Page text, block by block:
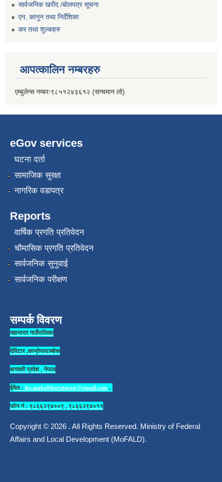
सार्वजनिक खरीद /बोलपत्र सूचना
एन, कानुन तथा निर्देशिका
कर तथा शुल्कहरु
आपत्कालिन नम्बरहरु
एम्बुलेन्स नम्बरः९८५१२४३६१२ (सन्चमान लो)
eGov services
घटना दर्ता
सामाजिक सुरक्षा
नागरिक वडापत्र
Reports
वार्षिक प्रगति प्रतिवेदन
चौमासिक प्रगति प्रतिवेदन
सार्वजनिक सुनुवाई
सार्वजनिक परीक्षण
सम्पर्क विवरण
महाभारत गाउँपालिका
देविटार ,काभ्रेपलाञ्चोक
बागमती प्रदेश , नेपाल
ईमेल : ito.mahabharatmun@gmail.com,
फोन नं : ९८६६२९४००९ , ९८६६२९४०११
Copyright © 2026 . All Rights Reserved. Ministry of Federal
Affairs and Local Development (MoFALD).